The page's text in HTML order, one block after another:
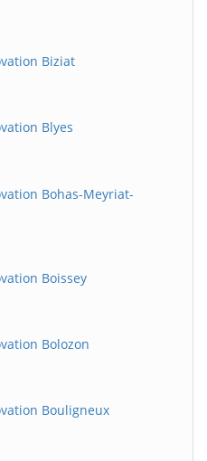
Biziat
Blyes
Bohas-Meyriat-
Boissey
Bolozon
Bouligneux